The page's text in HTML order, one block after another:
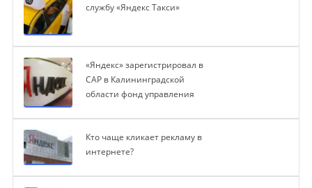
службу «Яндекс Такси»
«Яндекс» зарегистрировал в
САР в Калининградской
области фонд управления
Кто чаще кликает рекламу в
интернете?